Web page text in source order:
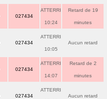
027434
ATTERRI
10:24
Retard de 19
minutes
027434
ATTERRI
10:05
Aucun retard
027434
ATTERRI
14:07
Retard de 2
minutes
027434
ATTERRI
Aucun retard